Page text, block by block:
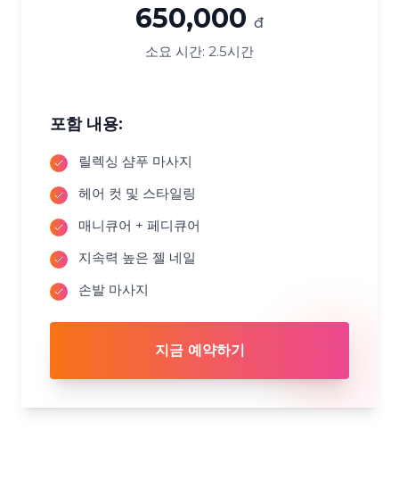
650,000 đ
소요 시간: 2.5시간
포함 내용:
릴렉싱 샴푸 마사지
헤어 컷 및 스타일링
매니큐어 + 페디큐어
지속력 높은 젤 네일
손발 마사지
지금 예약하기